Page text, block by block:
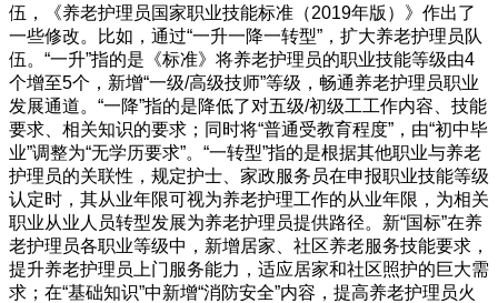
伍，《养老护理员国家职业技能标准（2019年版）》作出了
一些修改。比如，通过“一升一降一转型”，扩大养老护理员队
伍。“一升”指的是《标准》将养老护理员的职业技能等级由4
个增至5个，新增“一级/高级技师”等级，畅通养老护理员职业
发展通道。“一降”指的是降低了对五级/初级工工作内容、技能
要求、相关知识的要求；同时将“普通受教育程度”，由“初中毕
业”调整为“无学历要求”。“一转型”指的是根据其他职业与养老
护理员的关联性，规定护士、家政服务员在申报职业技能等级
认定时，其从业年限可视为养老护理工作的从业年限，为相关
职业从业人员转型发展为养老护理员提供路径。新“国标”在养
老护理员各职业等级中，新增居家、社区养老服务技能要求，
提升养老护理员上门服务能力，适应居家和社区照护的巨大需
求；在“基础知识”中新增“消防安全”内容，提高养老护理员火